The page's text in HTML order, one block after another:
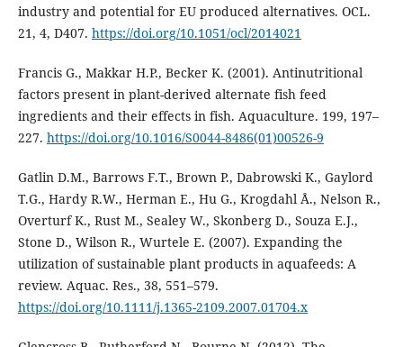
industry and potential for EU produced alternatives. OCL.
21, 4, D407. https://doi.org/10.1051/ocl/2014021
Francis G., Makkar H.P., Becker K. (2001). Antinutritional
factors present in plant-derived alternate fish feed
ingredients and their effects in fish. Aquaculture. 199, 197–
227. https://doi.org/10.1016/S0044-8486(01)00526-9
Gatlin D.M., Barrows F.T., Brown P., Dabrowski K., Gaylord
T.G., Hardy R.W., Herman E., Hu G., Krogdahl Å., Nelson R.,
Overturf K., Rust M., Sealey W., Skonberg D., Souza E.J.,
Stone D., Wilson R., Wurtele E. (2007). Expanding the
utilization of sustainable plant products in aquafeeds: A
review. Aquac. Res., 38, 551–579.
https://doi.org/10.1111/j.1365-2109.2007.01704.x